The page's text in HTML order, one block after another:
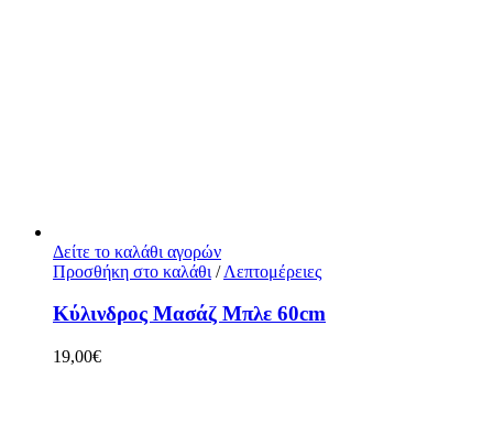
Δείτε το καλάθι αγορών
Προσθήκη στο καλάθι / Λεπτομέρειες
Κύλινδρος Μασάζ Μπλε 60cm
19,00€